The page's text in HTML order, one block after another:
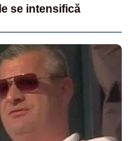
se intensifică